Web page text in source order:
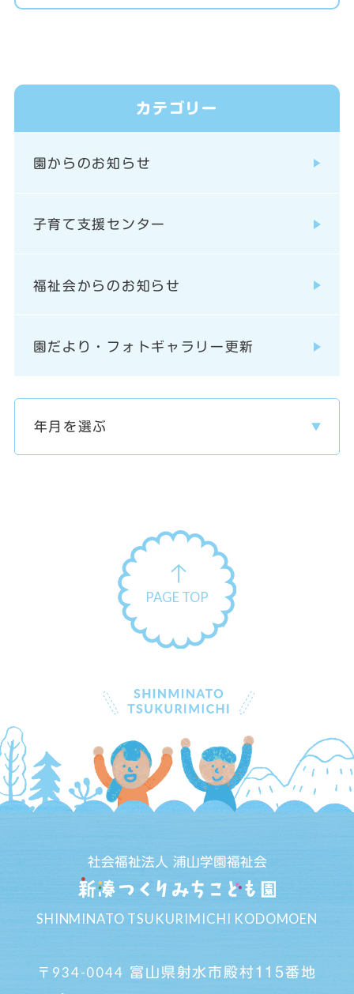
カテゴリー
園からのお知らせ
子育て支援センター
福祉会からのお知らせ
園だより・フォトギャラリー更新
PAGE TOP
社会福祉法人 浦山学園福祉会
SHINMINATO TSUKURIMICHI KODOMOEN
〒 934-0044 富山県射水市殿村115番地